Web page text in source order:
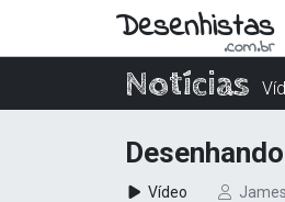
Desenhistas
.com.br
Notícias
Vídeo